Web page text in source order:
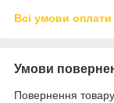
Всі умови оплати
Умови
Повернення